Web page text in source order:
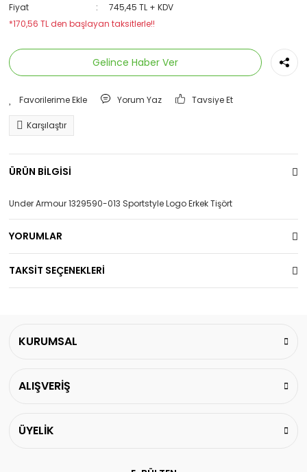
Fiyat
745,45 TL + KDV
*170,56 TL den başlayan taksitlerle!!
Gelince Haber Ver
Yorum Yaz Tavsiye Et
Karşılaştır
ÜRÜN BİLGİSİ
Under Armour 1329590-013 Sportstyle Logo Erkek Tişört
YORUMLAR
TAKSİT SEÇENEKLERİ
KURUMSAL
ALIŞVERİŞ
ÜYELİK